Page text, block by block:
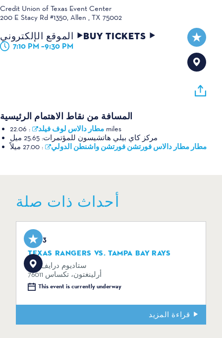
Credit Union of Texas Event Center
200 E Stacy Rd #1350 Allen , TX 75002
الموقع الإلكتروني BUY TICKETS
7:10 PM –9:30 PM
المسافة من نقاط الاهتمام الرئيسية
مطار دالاس لوف فيلد :
22.06 miles
مركز كاي بيلي هاتشيسون للمؤتمرات: 25.65 ميل
مطار مطار دالاس فورتشن فورتشن واشنطن الدولي : 27.00 ميلاً
أحداث ذات صلة
Aug 3
TEXAS RANGERS VS. TAMPA BAY RAYS
734 ستاديوم درايف
أرلينغتون، تكساس 76011
This event is currently underway
قراءة المزيد